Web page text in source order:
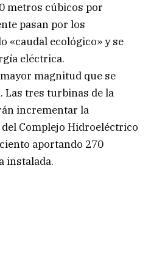
metros cúbicos por
pasan por los
«caudal ecológico» y se
eléctrica.
magnitud que se
Las tres turbinas de la
incrementar la
Complejo Hidroeléctrico
aportando 270
instalada.